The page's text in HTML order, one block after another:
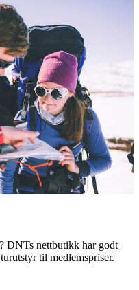
DNTs nettbutikk har godt
til medlemspriser.